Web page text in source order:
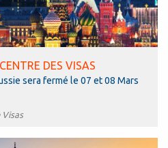
DES VISAS
sera fermé le 07 et 08 Mars
Visas